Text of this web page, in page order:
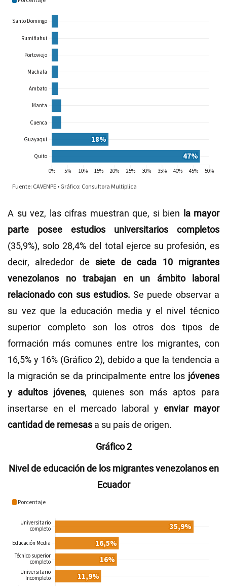
A su vez, las cifras muestran que, si bien la mayor
parte posee estudios universitarios completos
(35,9%), solo 28,4% del total ejerce su profesión, es
decir, alrededor desiete de cada 10 migrantes
venezolanos no trabajan en un ámbito laboral
relacionado con sus estudios. Se puede observar a
su vez que la educación media y el nivel técnico
superior completo son los otros dos tipos de
formación más comunes entre los migrantes, con
16,5% y 16% (Gráfico 2), debido a que la tendencia a
la migración se da principalmente entre losjóvenes
y adultos jóvenes, quienes son más aptos para
insertarse en el mercado laboral y enviar mayor
cantidad de remesas a su país de origen.
Gráfico 2
Nivel de educación de los migrantes venezolanos en
Ecuador